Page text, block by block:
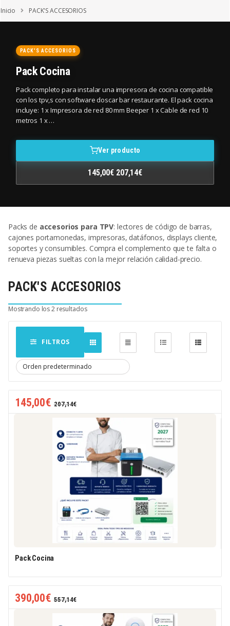
Inicio PACK'S ACCESORIOS
PACK'S ACCESORIOS
Pack Cocina
Pack completo para instalar una impresora de cocina compatible
con los tpv,s con software doscar bar restaurante. El pack cocina
incluye: 1 x Impresora de red 80 mm Beeper 1 x Cable de red 10
metros 1 x …
Ver producto
145,00€ 207,14€
Packs de accesorios para TPV: lectores de código de barras,
cajones portamonedas, impresoras, datáfonos, displays cliente,
soportes y consumibles. Compra el complemento que te falta o
renueva piezas sueltas con la mejor relación calidad-precio.
PACK'S ACCESORIOS
Mostrando los 2 resultados
FILTROS
145,00€ 207,14€
Pack Cocina
390,00€ 557,14€